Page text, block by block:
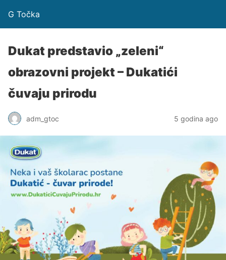
G Točka
Dukat predstavio „zeleni“
obrazovni projekt – Dukatići
čuvaju prirodu
adm_gtoc 5 godina ago